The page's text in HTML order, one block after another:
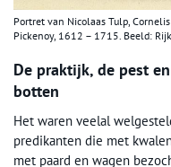
Portret van Nicolaas Tulp,
Pickenoy, 1612 – 1715. Beeld:
De praktijk, de pest
botten
Het waren veelal
predikanten die met
met paard en wagen